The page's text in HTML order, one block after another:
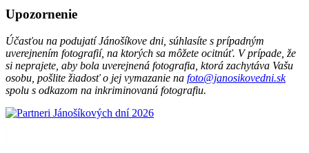
Upozornenie
Účasťou na podujatí Jánošíkove dni, súhlasíte s prípadným
uverejnením fotografií, na ktorých sa môžete ocitnúť. V prípade, že
si neprajete, aby bola uverejnená fotografia, ktorá zachytáva Vašu
osobu, pošlite žiadosť o jej vymazanie na foto@janosikovedni.sk
spolu s odkazom na inkriminovanú fotografiu.